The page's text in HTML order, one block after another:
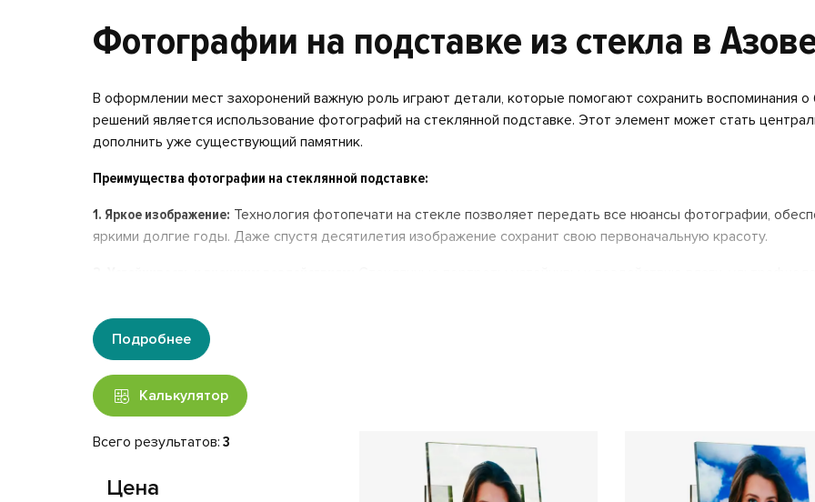
Фотографии на подставке из стекла в
В оформлении мест захоронений важную роль играют детали, которые помогают сохранить воспоминания
решений является использование фотографий на стеклянной подставке. Этот элемент может стать
дополнить уже существующий памятник.
Преимущества фотографии на стеклянной подставке:
1. Яркое изображение: Технология фотопечати на стекле позволяет передать все нюансы фотографии,
яркими долгие годы. Даже спустя десятилетия изображение сохранит свою первоначальную красоту.
3. Эстетика и стиль:
уважение и заботу о сохранении памяти об ушедшем человеке.
4. Универсальность:Стеклянные портреты могут использоваться как самостоятельно, так и в сочетании с
установлены на мемориальную плиту. Это дает возможность создавать уникальные композиции,
Особенности изготовления:
Мы предлагаем изготовление фотографий из стекла различной толщины – от 8 мм. Возможно
Подробнее
Калькулятор
Всего результатов: 3
Цена